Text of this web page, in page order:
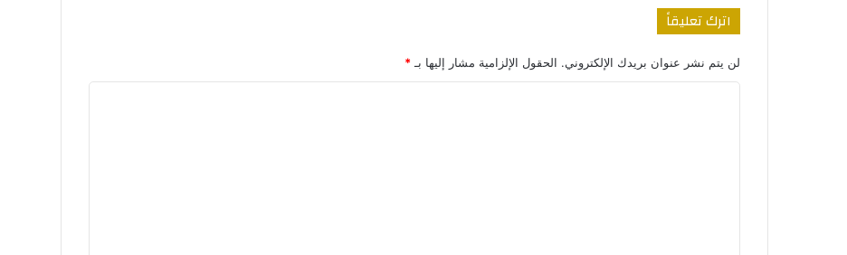
اترك تعليقاً
لن يتم نشر عنوان بريدك الإلكتروني. الحقول الإلزامية مشار إليها بـ *